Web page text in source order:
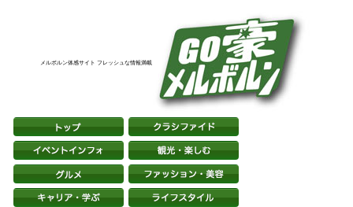
メルボルン体感サイト フレッシュな情報満載